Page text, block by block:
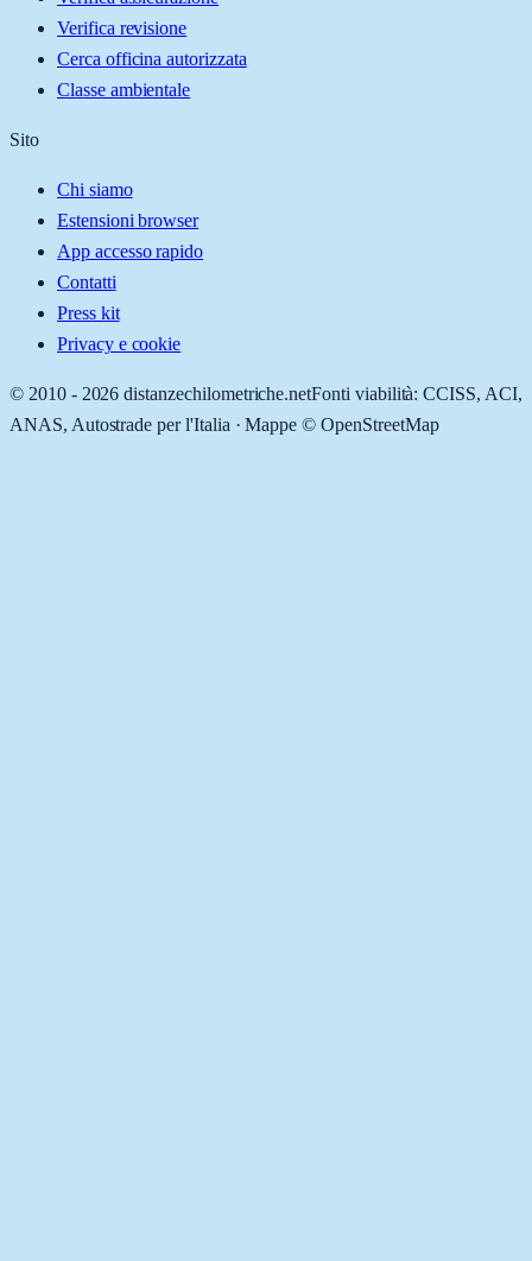
Verifica revisione
Cerca officina autorizzata
Classe ambientale
Sito
Chi siamo
Estensioni browser
App accesso rapido
Contatti
Press kit
Privacy e cookie
© 2010 - 2026 distanzechilometriche.netFonti viabilità: CCISS, ACI,
ANAS, Autostrade per l'Italia · Mappe © OpenStreetMap